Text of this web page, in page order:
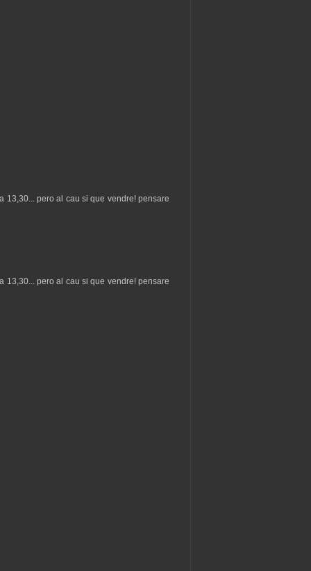
13,30... pero al cau si que vendre! pensare
13,30... pero al cau si que vendre! pensare